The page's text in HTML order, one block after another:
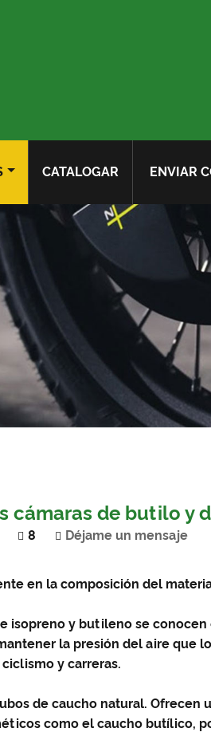
CATALOGAR ENVIAR
cámaras de butilo y
8 Déjame un mensaje
en la composición del
isopreno y butileno se conocen
la presión del aire que
y carreras.
de caucho natural. Ofrecen
como el caucho butílico,